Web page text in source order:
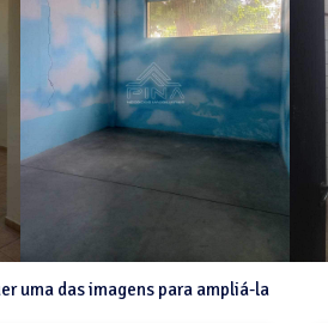
uma das imagens para ampliá-la